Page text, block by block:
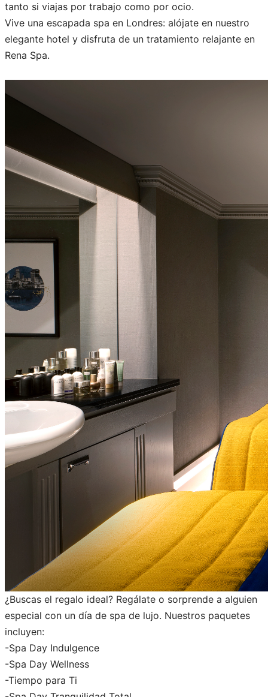
tanto si viajas por trabajo como por ocio.
Vive una escapada spa en Londres: alójate en nuestro
elegante hotel y disfruta de un tratamiento relajante en
Rena Spa.
¿Buscas el regalo ideal? Regálate o sorprende a alguien
especial con un día de spa de lujo. Nuestros paquetes
incluyen:
-Spa Day Indulgence
-Spa Day Wellness
-Tiempo para Ti